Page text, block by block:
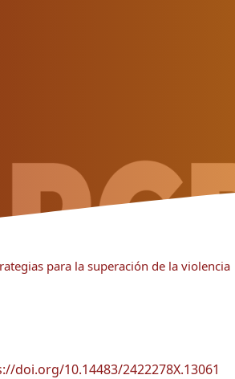
para la superación de la violencia
doi.org/10.14483/2422278X.13061